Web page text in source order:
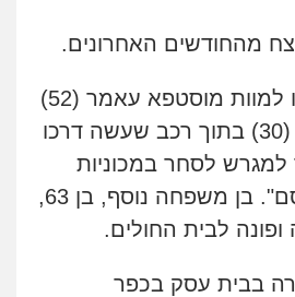
מהחודשים האחרונים.
נורו למוות מוסטפא עאמר (52)
ובנו עלאא עאמר (30) בתוך רכב שעשה דרכו
סמוך למגרש לסחר במכוניות
יוקרה ­- "רכב קאסם". בן משפחה נוסף, בן 63,
לבית החולים.
נורה בבית עסק בכפר